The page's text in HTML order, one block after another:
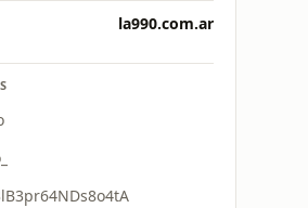
la990.com.ar